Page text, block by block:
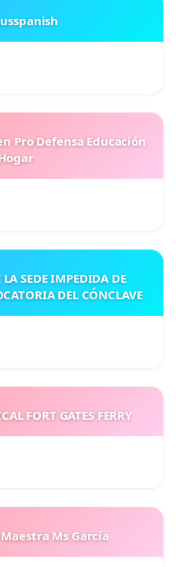
Pro Defensa Educación
SEDE IMPEDIDA DE
DEL CÓNCLAVE
FORT GATES FERRY
Ms García